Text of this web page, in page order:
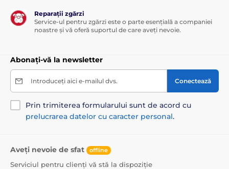
Reparații zgărzi
Service-ul pentru zgărzi este o parte esențială a companiei
noastre și vă oferă suportul de care aveți nevoie.
Abonați-vă la newsletter
Introduceți aici e-mailul dvs. Conectează
Prin trimiterea formularului sunt de acord cu
prelucrarea datelor cu caracter personal.
Aveți nevoie de sfat offline
Serviciul pentru clienți vă stă la dispoziție